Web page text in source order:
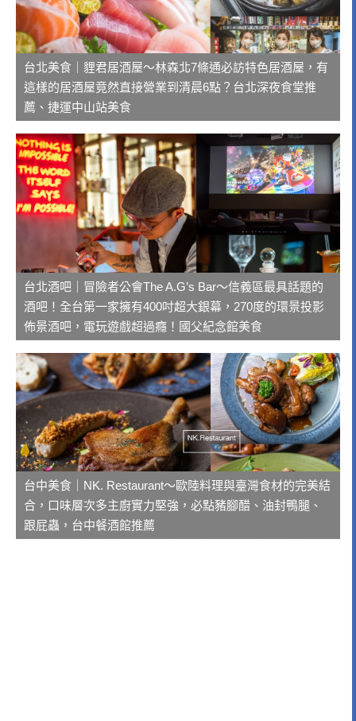
台北美食｜貍君居酒屋～林森北7條通必訪特色居酒屋，有
這樣的居酒屋竟然直接營業到清晨6點？台北深夜食堂推
薦、捷運中山站美食
台北酒吧｜冒險者公會The A.G’s Bar～信義區最具話題的
酒吧！全台第一家擁有400吋超大銀幕，270度的環景投影
佈景酒吧，電玩遊戲超過癮！國父紀念館美食
台中美食｜NK. Restaurant～歐陸料理與臺灣食材的完美結
合，口味層次多主廚實力堅強，必點豬腳醋、油封鴨腿、
跟屁蟲，台中餐酒館推薦